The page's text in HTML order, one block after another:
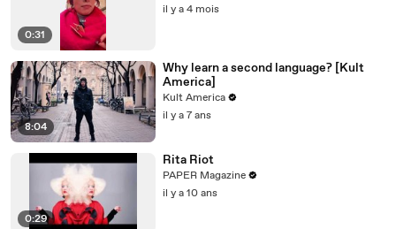
0:31
il y a 4 mois
8:04
Why learn a second language? [Kult
America]
Kult America
il y a 7 ans
0:29
Rita Riot
PAPER Magazine
il y a 10 ans